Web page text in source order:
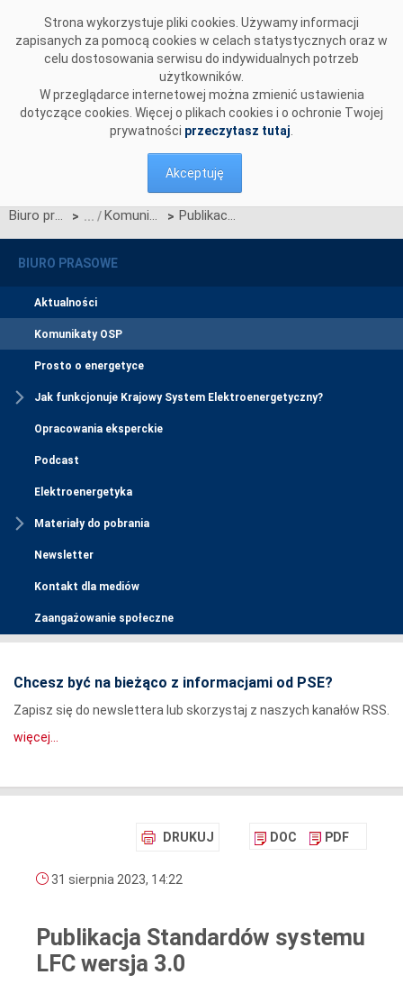
Strona wykorzystuje pliki cookies. Używamy informacji
zapisanych za pomocą cookies w celach statystycznych oraz w
celu dostosowania serwisu do indywidualnych potrzeb
użytkowników.
W przeglądarce internetowej można zmienić ustawienia
dotyczące cookies. Więcej o plikach cookies i o ochronie Twojej
prywatności przeczytasz tutaj
Akceptuję
Biuro prasowe > Komunikaty OSP > Publikacja Standardów systemu LFC wersja 3.0
BIURO PRASOWE
Aktualności
Komunikaty OSP
Prosto o energetyce
Jak funkcjonuje Krajowy System Elektroenergetyczny?
Opracowania eksperckie
Podcast
Elektroenergetyka
Materiały do pobrania
Newsletter
Kontakt dla mediów
Zaangażowanie społeczne
Chcesz być na bieżąco z informacjami od PSE?
Zapisz się do newslettera lub skorzystaj z naszych kanałów RSS.
więcej...
DRUKUJ DOC PDF
31 sierpnia 2023, 14:22
Publikacja Standardów systemu
LFC wersja 3.0